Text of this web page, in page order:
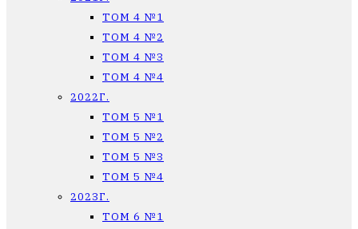
ТОМ 4 №1
ТОМ 4 №2
ТОМ 4 №3
ТОМ 4 №4
2022Г.
ТОМ 5 №1
ТОМ 5 №2
ТОМ 5 №3
ТОМ 5 №4
2023Г.
ТОМ 6 №1